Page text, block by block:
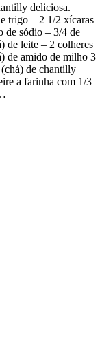
deliciosa.
trigo – 2 1/2 xícaras
de sódio – 3/4 de
de leite – 2 colheres
de amido de milho 3
de chantilly
a farinha com 1/3